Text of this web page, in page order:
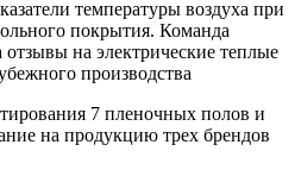
температуры воздуха при
покрытия. Команда
на электрические теплые
производства
7 пленочных полов и
на продукцию трех брендов